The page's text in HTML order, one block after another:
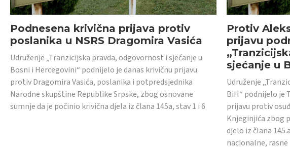
Podnesena krivična prijava protiv
poslanika u NSRS Dragomira Vasića
Udruženje „Tranzicijska pravda, odgovornost i sjećanje u
Bosni i Hercegovini“ podnijelo je danas krivičnu prijavu
protiv Dragomira Vasića, poslanika i potpredsjednika
Narodne skupštine Republike Srpske, zbog osnovane
sumnje da je počinio krivična djela iz člana 145a, stav 1 i 6
Protiv
prijavu
sjećanje u
Udruženje
BiH“ podnijelo je
prijavu protiv
Knjeginjića zbog
djelo iz člana
nacionalne, rasne